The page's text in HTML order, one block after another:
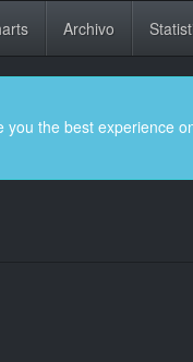
Archivo
the best experience